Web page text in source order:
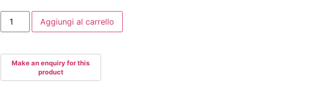
POWERSLIDE
TIME
BUCKLE
Aggiungi al carrello